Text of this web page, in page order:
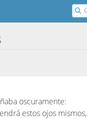
oscuramente:
estos ojos mismos,